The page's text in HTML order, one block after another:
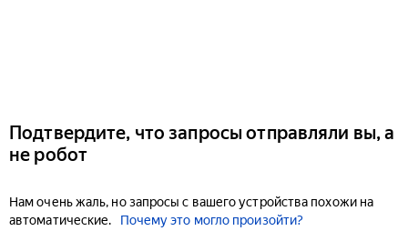
Подтвердите, что запросы отправляли вы, а
не робот
Нам очень жаль, но запросы с вашего устройства похожи на
автоматические.
Почему это могло произойти?